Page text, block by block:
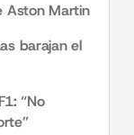
Aston Martin
barajan el
“No